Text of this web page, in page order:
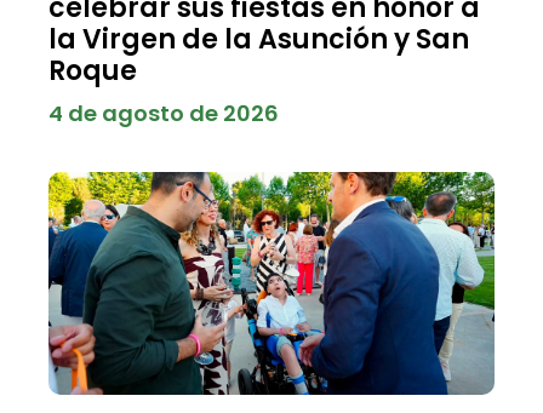
celebrar sus fiestas en honor a
la Virgen de la Asunción y San
Roque
4 de agosto de 2026